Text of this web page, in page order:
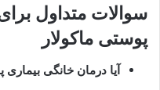
سوالات متداول
پوستی ماکولار
آیا درمان خانگی